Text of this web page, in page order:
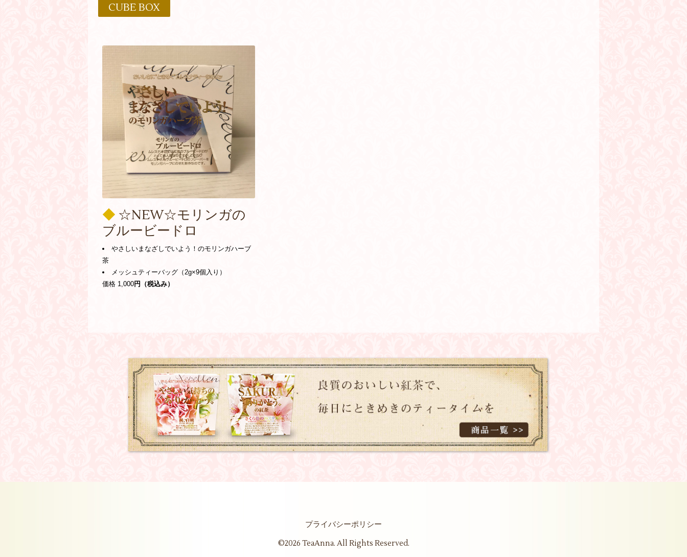
CUBE BOX
◆ ☆NEW☆モリンガの
ブルービードロ
やさしいまなざしでいよう！のモリンガハーブ
茶
メッシュティーバッグ（2g×9個入り）
価格 1,000円（税込み）
プライバシーポリシー
©2026 TeaAnna. All Rights Reserved.